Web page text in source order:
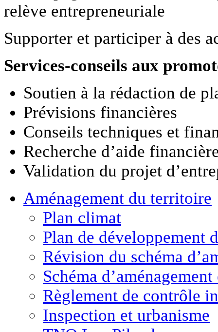
relève entrepreneuriale
Supporter et participer à des
Services-conseils aux
Soutien à la rédaction de
Prévisions financières
Conseils techniques et
Recherche d’aide
Validation du projet
Aménagement du territoire
Plan climat
Plan de développement
Révision du schéma
Schéma
Règlement de contrôle
Inspection et urbanisme